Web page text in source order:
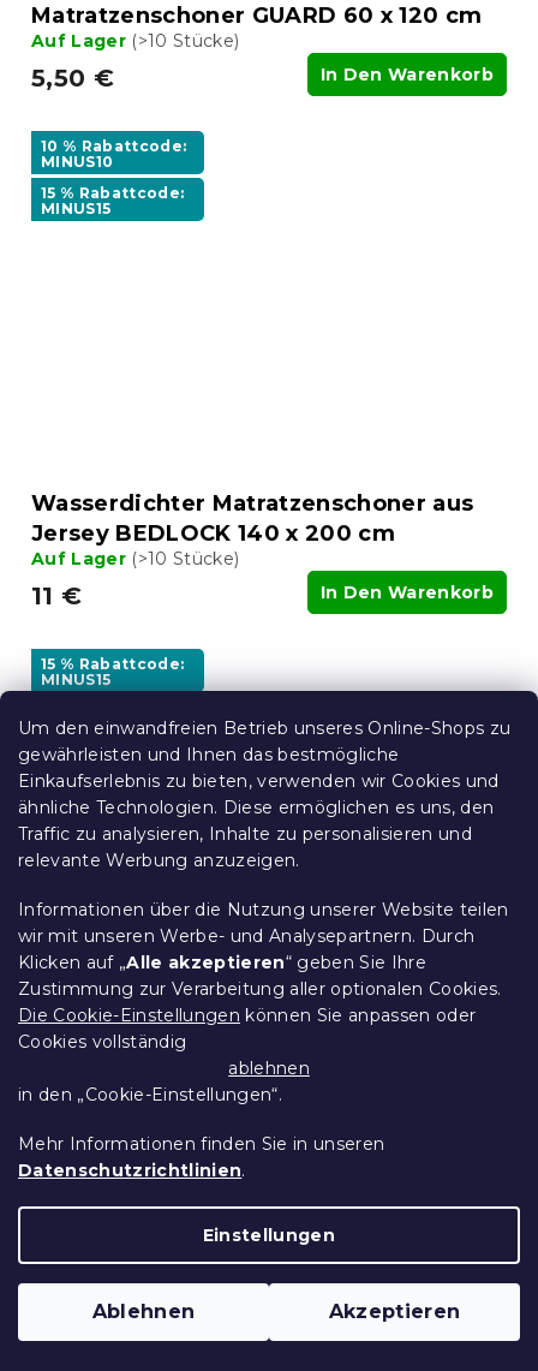
Um den einwandfreien Betrieb unseres Online-Shops zu
gewährleisten und Ihnen das bestmögliche
Einkaufserlebnis zu bieten, verwenden wir Cookies und
ähnliche Technologien. Diese ermöglichen es uns, den
Traffic zu analysieren, Inhalte zu personalisieren und
relevante Werbung anzuzeigen.
Informationen über die Nutzung unserer Website teilen
wir mit unseren Werbe- und Analysepartnern. Durch
Klicken auf „Alle akzeptieren“ geben Sie Ihre
Zustimmung zur Verarbeitung aller optionalen Cookies.
Die Cookie-Einstellungen können Sie anpassen oder
Cookies vollständig
ablehnen
in den „Cookie-Einstellungen“.
Mehr Informationen finden Sie in unseren
Datenschutzrichtlinien.
Einstellungen
Ablehnen Akzeptieren
Matratzenschoner GUARD 60 x 120 cm
Auf Lager (>10 Stücke)
5,50 € In Den Warenkorb
10 % Rabattcode:
MINUS10
15 % Rabattcode:
MINUS15
Wasserdichter Matratzenschoner aus
Jersey BEDLOCK 140 x 200 cm
Auf Lager (>10 Stücke)
11 € In Den Warenkorb
15 % Rabattcode:
MINUS15
Wasserdichter FROTTEE-
Matratzenschoner 140 x 200 cm
(>10 Stücke)
16,10 €
10 % Rabattcode: